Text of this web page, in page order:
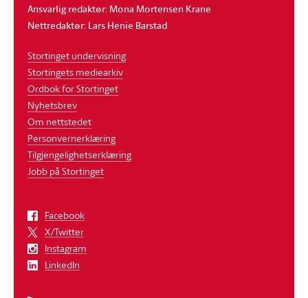
Ansvarlig redaktør: Mona Mortensen Krane
Nettredaktør: Lars Henie Barstad
Stortinget undervisning
Stortingets mediearkiv
Ordbok for Stortinget
Nyhetsbrev
Om nettstedet
Personvernerklæring
Tilgjengelighetserklæring
Jobb på Stortinget
Facebook
X/Twitter
Instagram
LinkedIn